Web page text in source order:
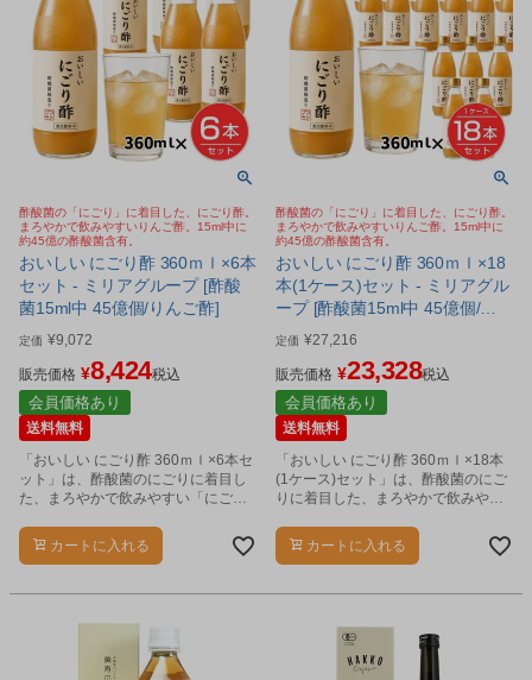
酢酸菌の「にごり」に着目した、にごり酢。
まろやかで飲みやすいりんご酢。15ml中に
約45億の酢酸菌含有。
おいしい にごり酢 360ｍｌ×6本
セット - ミリアグループ [酢酸
菌15ml中 45億個/りんご酢]
定価 ¥9,072
販売価格 ¥8,424税込
会員価格あり
送料無料
「おいしい にごり酢 360ｍｌ×6本セ
ット」は、酢酸菌のにごりに着目し
た、まろやかで飲みやすい「にごり
カートに入れる
酢酸菌の「にごり」に着目した、にごり酢。
まろやかで飲みやすいりんご酢。15ml中に
約45億の酢酸菌含有。
おいしい にごり酢 360ｍｌ×18
本(1ケース)セット - ミリアグル
ープ [酢酸菌15ml中 45億個/り
んご酢]
定価 ¥27,216
販売価格 ¥23,328税込
会員価格あり
送料無料
「おいしい にごり酢 360ｍｌ×18本
(1ケース)セット」は、酢酸菌のにご
りに着目した、まろやかで飲みやす
カートに入れる